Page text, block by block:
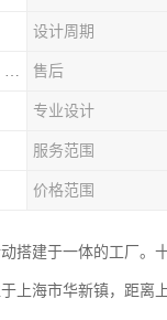
设计周期
项目接洽、设 计、签 约、制 做、现场施工、展期服务、后续跟踪 售后
专业设计
服务范围
价格范围
搭建于一体的工厂
上海市华新镇，距离